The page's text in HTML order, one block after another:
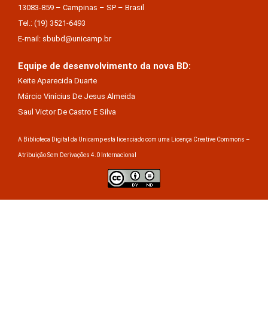
13083-859 – Campinas – SP – Brasil
Tel.: (19) 3521-6493
E-mail: sbubd@unicamp.br
Equipe de desenvolvimento da nova BD:
Keite Aparecida Duarte
Márcio Vinícius De Jesus Almeida
Saul Victor De Castro E Silva
A Biblioteca Digital da Unicamp está licenciado com uma Licença Creative Commons –
Atribuição Sem Derivações 4.0 Internacional